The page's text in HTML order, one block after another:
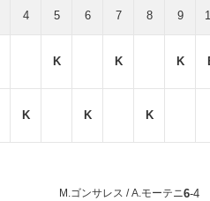
4 5 6 7 8 9
K K K
K K K
M.ゴンサレス / A.モーテニ6-4